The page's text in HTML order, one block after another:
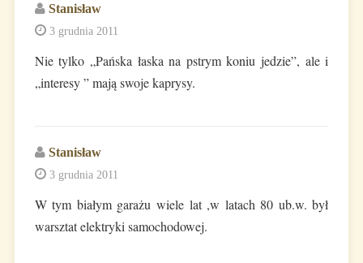
Stanisław
3 grudnia 2011
Nie tylko „Pańska łaska na pstrym koniu jedzie”, ale i
„interesy ” mają swoje kaprysy.
Stanisław
3 grudnia 2011
W tym białym garażu wiele lat ,w latach 80 ub.w. był
warsztat elektryki samochodowej.